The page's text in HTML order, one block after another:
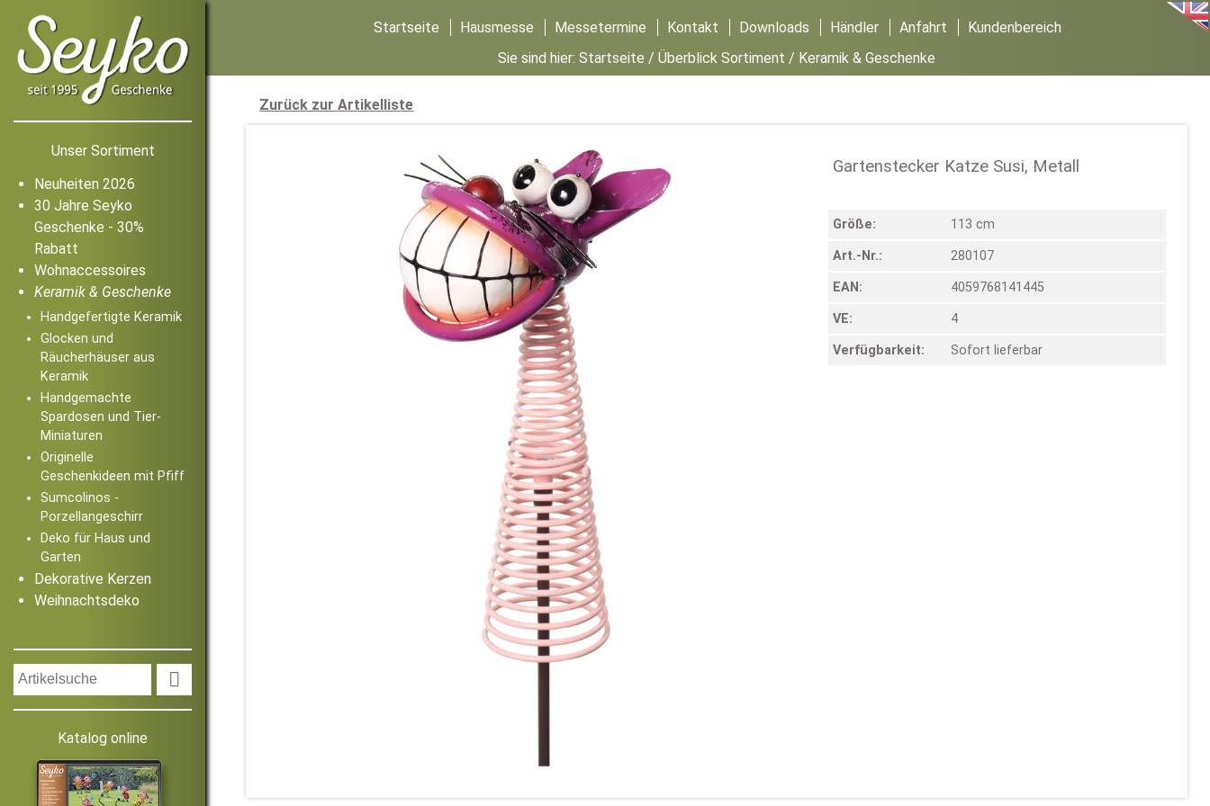
Unser Sortiment
Neuheiten 2026
30 Jahre Seyko
Geschenke - 30%
Rabatt
Wohnaccessoires
Keramik & Geschenke
Handgefertigte Keramik
Glocken und
Räucherhäuser aus
Keramik
Handgemachte
Spardosen und Tier-
Miniaturen
Originelle
Geschenkideen mit Pfiff
Sumcolinos -
Porzellangeschirr
Deko für Haus und
Garten
Dekorative Kerzen
Weihnachtsdeko

Katalog online
Startseite Hausmesse Messetermine Kontakt Downloads Händler Anfahrt
Kundenbereich
Sie sind hier:Startseite /Überblick Sortiment / Keramik & Geschenke
Zurück zur Artikelliste
Gartenstecker Katze Susi, Metall
Größe: 113 cm
Art.-Nr.: 280107
EAN: 4059768141445
VE: 4
Verfügbarkeit: Sofort lieferbar